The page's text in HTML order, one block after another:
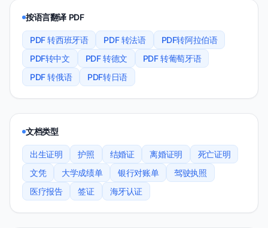
按语言翻译 PDF
PDF 转西班牙语 PDF 转法语
PDF转阿拉伯语
PDF转中文
PDF 转德文
PDF 转葡萄牙语
PDF 转俄语
PDF转日语
文档类型
出生证明 护照 结婚证 离婚证明
死亡证明
文凭
大学成绩单 银行对账单
驾驶执照
医疗报告
签证 海牙认证